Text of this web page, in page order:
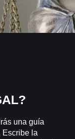
una guía
Escribe la